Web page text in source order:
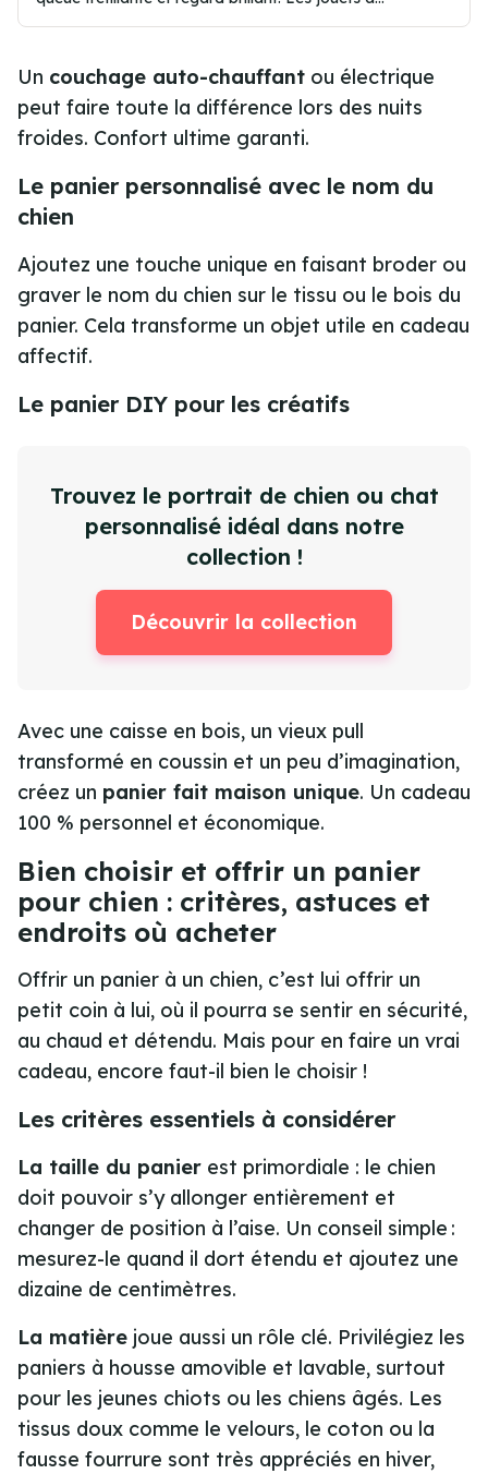
Un couchage auto-chauffant ou électrique
peut faire toute la différence lors des nuits
froides. Confort ultime garanti.
Le panier personnalisé avec le nom du
chien
Ajoutez une touche unique en faisant broder ou
graver le nom du chien sur le tissu ou le bois du
panier. Cela transforme un objet utile en cadeau
affectif.
Le panier DIY pour les créatifs
Trouvez le portrait de chien ou chat
personnalisé idéal dans notre
collection !
Découvrir la collection
Avec une caisse en bois, un vieux pull
transformé en coussin et un peu d’imagination,
créez un panier fait maison unique. Un cadeau
100 % personnel et économique.
Bien choisir et offrir un panier
pour chien : critères, astuces et
endroits où acheter
Offrir un panier à un chien, c’est lui offrir un
petit coin à lui, où il pourra se sentir en sécurité,
au chaud et détendu. Mais pour en faire un vrai
cadeau, encore faut-il bien le choisir !
Les critères essentiels à considérer
La taille du panier est primordiale : le chien
doit pouvoir s’y allonger entièrement et
changer de position à l’aise. Un conseil simple :
mesurez-le quand il dort étendu et ajoutez une
dizaine de centimètres.
La matière joue aussi un rôle clé. Privilégiez les
paniers à housse amovible et lavable, surtout
pour les jeunes chiots ou les chiens âgés. Les
tissus doux comme le velours, le coton ou la
fausse fourrure sont très appréciés en hiver,